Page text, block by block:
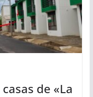
de «La